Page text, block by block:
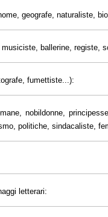
geografe, naturaliste,
ballerine, registe,
fumettiste...):
nobildonne,
politiche, sindacaliste,
letterari: